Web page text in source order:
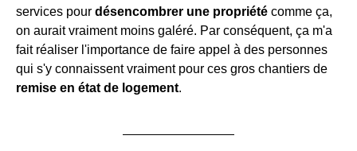
services pour désencombrer une propriété comme ça,
on aurait vraiment moins galéré. Par conséquent, ça m'a
fait réaliser l'importance de faire appel à des personnes
qui s'y connaissent vraiment pour ces gros chantiers de
remise en état de logement.